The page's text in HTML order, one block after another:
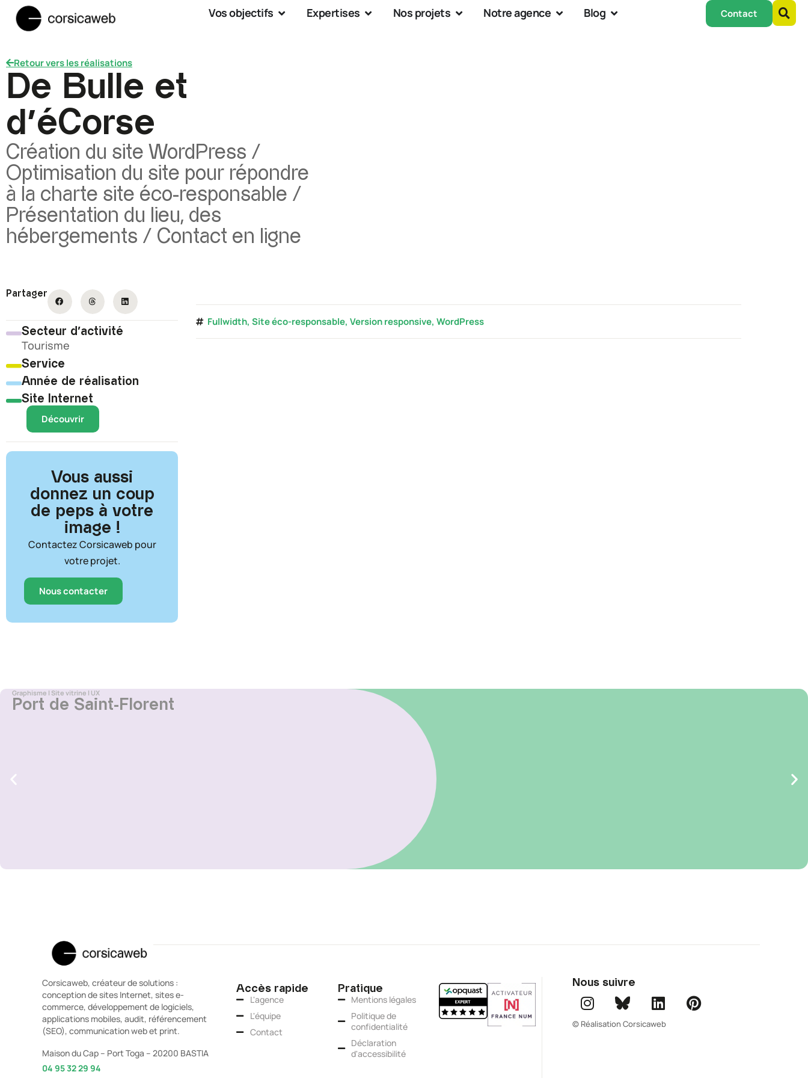
Vos objectifs Expertises Nos projets Notre agence Blog Contact
Retour vers les réalisations
De Bulle et
d’éCorse
Création du site WordPress /
Optimisation du site pour répondre
à la charte site éco-responsable /
Présentation du lieu, des
hébergements / Contact en ligne
Partager
Secteur d'activité
Tourisme
Service
Année de réalisation
Site Internet
Découvrir
Vous aussi
donnez un coup
de peps à votre
image !
Contactez Corsicaweb pour
votre projet.
Nous contacter
Fullwidth, Site éco-responsable, Version responsive, WordPress
Graphisme l Site vitrine l UX
Port de Saint-Florent
Corsicaweb, créateur de solutions :
conception de sites Internet, sites e-
commerce, développement de logiciels,
applications mobiles, audit, référencement
(SEO), communication web et print.
Maison du Cap – Port Toga – 20200 BASTIA
04 95 32 29 94
Accès rapide
L'agence
L'équipe
Contact
Pratique
Mentions légales
Politique de
confidentialité
Déclaration
d'accessibilité
Nous suivre
© Réalisation Corsicaweb